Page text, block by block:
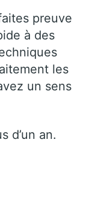
preuve
à des
les
un sens
d’un an.